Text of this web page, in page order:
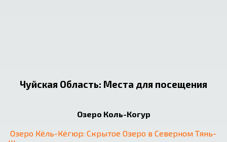
Чуйская Область: Места для посещения
Озеро Коль-Когур
Озеро Кёль-Кёгюр: Скрытое Озеро в Северном Тянь-